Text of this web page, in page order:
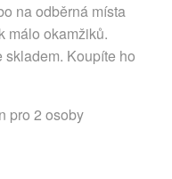
na odběrná místa
málo okamžiků.
Koupíte ho
pro 2 osoby